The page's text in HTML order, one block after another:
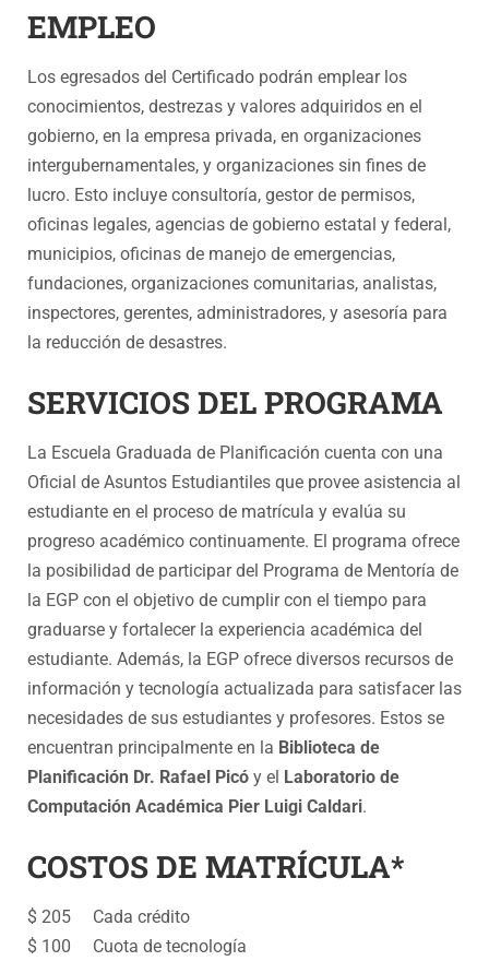
EMPLEO
Los egresados del Certificado podrán emplear los
conocimientos, destrezas y valores adquiridos en el
gobierno, en la empresa privada, en organizaciones
intergubernamentales, y organizaciones sin fines de
lucro. Esto incluye consultoría, gestor de permisos,
oficinas legales, agencias de gobierno estatal y federal,
municipios, oficinas de manejo de emergencias,
fundaciones, organizaciones comunitarias, analistas,
inspectores, gerentes, administradores, y asesoría para
la reducción de desastres.
SERVICIOS DEL PROGRAMA
La Escuela Graduada de Planificación cuenta con una
Oficial de Asuntos Estudiantiles que provee asistencia al
estudiante en el proceso de matrícula y evalúa su
progreso académico continuamente. El programa ofrece
la posibilidad de participar del Programa de Mentoría de
la EGP con el objetivo de cumplir con el tiempo para
graduarse y fortalecer la experiencia académica del
estudiante. Además, la EGP ofrece diversos recursos de
información y tecnología actualizada para satisfacer las
necesidades de sus estudiantes y profesores. Estos se
encuentran principalmente en la Biblioteca de
Planificación Dr. Rafael Picó y el Laboratorio de
Computación Académica Pier Luigi Caldari.
COSTOS DE MATRÍCULA*
$ 205 Cada crédito
$ 100 Cuota de tecnología